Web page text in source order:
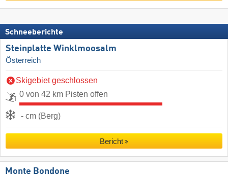
Schneeberichte
Steinplatte Winklmoosalm
Österreich
Skigebiet geschlossen
0 von 42 km Pisten offen
- cm (Berg)
Bericht
Monte Bondone